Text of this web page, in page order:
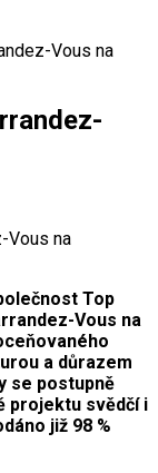
Vous na
Top
Vous na
a důrazem
se postupně
projektu svědčí i
již 98 %